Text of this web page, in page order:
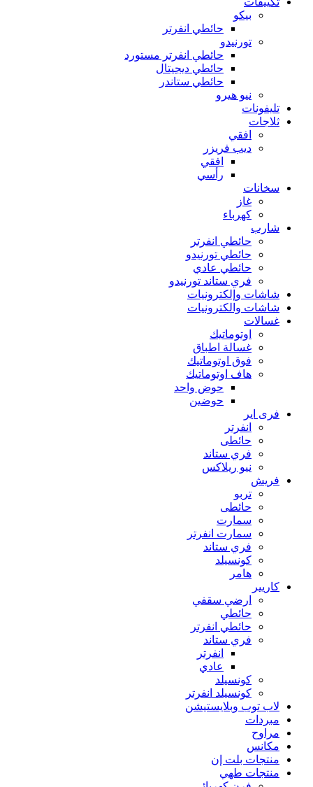
بيكو
حائطي انفرتر
تورنيدو
حائطي انفرتر مستورد
حائطي ديجيتال
حائطي ستاندر
نيو هيرو
تليفونات
ثلاجات
افقي
ديب فريزر
افقي
رأسي
سخانات
غاز
كهرباء
شارب
حائطي انفرتر
حائطي تورنيدو
حائطي عادي
فري ستاند تورنيدو
شاشات وإلكترونيات
شاشات والكترونيات
غسالات
اوتوماتيك
غسالة اطباق
فوق اوتوماتيك
هاف اوتوماتيك
حوض واحد
حوضين
فرى اير
انفرتر
حائطى
فري ستاند
نيو ريلاكس
فريش
تربو
حائطى
سمارت
سمارت انفرتر
فري ستاند
كونسيلد
هامر
كاريير
ارضي سقفي
حائطي
حائطي انفرتر
فري ستاند
انفرتر
عادي
كونسيلد
كونسيلد انفرتر
لاب توب وبلايستيشن
مبردات
مراوح
مكانس
منتجات بلت إن
منتجات طهي